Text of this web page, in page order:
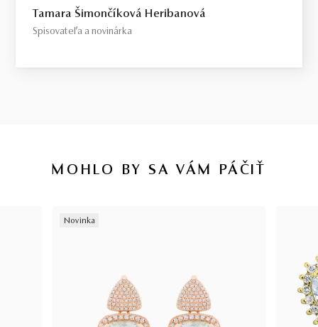
Tamara Šimončíková Heribanová
Spisovateľa a novinárka
MOHLO BY SA VÁM PÁČIŤ
Novinka